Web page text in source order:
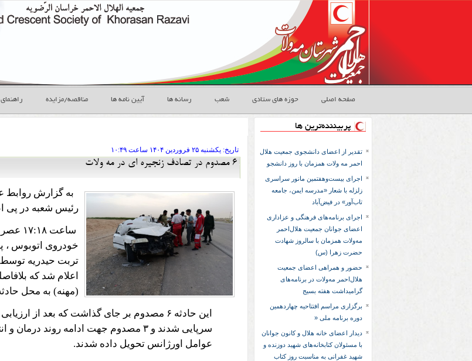
صفحه اصلی حوزه های ستادی شعب رسانه ها آیین نامه ها مناقصه/مزایده
پربیننده‌ترین ها
تقدیر از اعضای دانشجوی جمعیت هلال
احمر مه ولات همزمان با روز دانشجو
اجرای بیست‌وهفتمین مانور سراسری
زلزله با شعار «مدرسه ایمن، جامعه
تاب‌آور» در فیض‌آباد
اجرای برنامه‌های فرهنگی و عزاداری
اعضای جوانان جمعیت هلال‌احمر
مه‌ولات همزمان با سالروز شهادت
حضرت زهرا (س)
حضور و همراهی اعضای جمعیت
هلال‌احمر مه‌ولات در برنامه‌های
گرامیداشت هفته بسیج
برگزاری مراسم افتتاحیه چهاردهمین
دوره برنامه ملی «
دیدار اعضای خانه هلال و کانون جوانان
با مسئولان کتابخانه‌های شهید دوزنده و
شهید غفرانی به مناسبت روز کتاب
تاريخ: ۱۴۰۴ يکشنبه ۲۵ فروردين ساعت ۱۰:۴۹
۶ مصدوم در تصادف زنجیره ای در مه ولات
به گزارش روابط
رئیس شعبه در پی
ساعت ۱۷:۱۸ عصر شنبه ۲۳ فروردین ۱۴۰۴ ،
تربت حیدریه
اعلام شد که
(مهنه) به محل
سرپایی شدند و ۳ مصدوم جهت ادامه روند
عوامل اورژانس تحویل داده شدند.